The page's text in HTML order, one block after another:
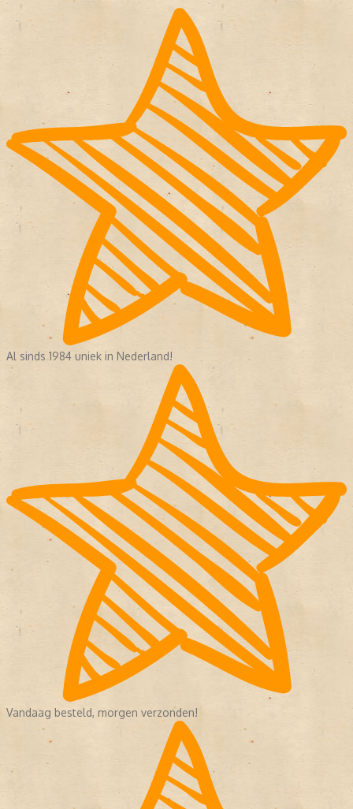
Al sinds 1984 uniek in Nederland!
Vandaag besteld, morgen verzonden!